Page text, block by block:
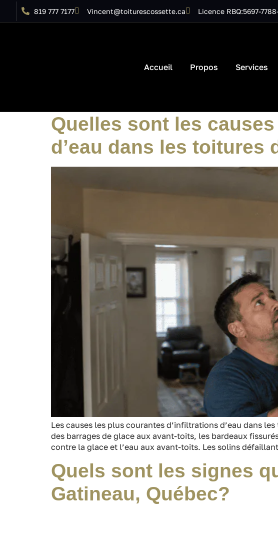
819 777 7177 Vincent@toiturescossette.ca Licence RBQ:5697-
Accueil Propos Services
Quelles sont les
d’eau dans les toitures
Les causes les plus courantes d’infiltrations d’eau dans
des barrages de glace aux avant-toits, les bardeaux
contre la glace et l’eau aux avant-toits. Les solins
Quels sont les signes
Gatineau, Québec?